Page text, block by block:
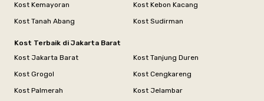
Kost Kemayoran
Kost Kebon Kacang
Kost Tanah Abang
Kost Sudirman
Kost Terbaik di Jakarta Barat
Kost Jakarta Barat
Kost Tanjung Duren
Kost Grogol
Kost Cengkareng
Kost Palmerah
Kost Jelambar